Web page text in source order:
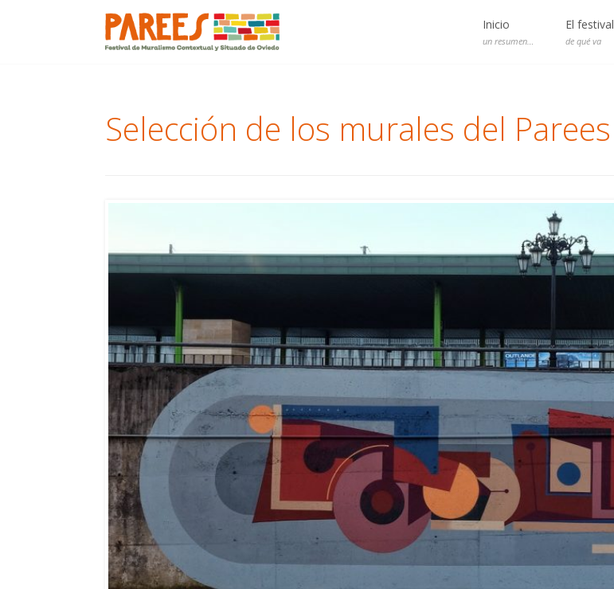
Menu Inicio
un resumen…
El festival
de qué va
Selección de los murales del Parees